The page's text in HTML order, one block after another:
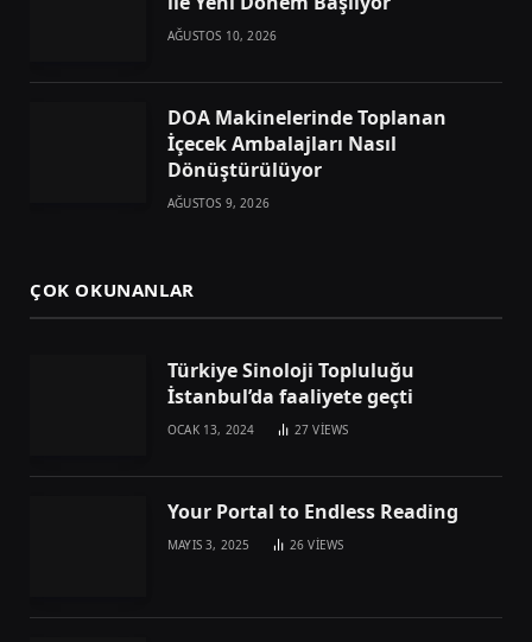
AĞUSTOS 10, 2026
DOA Makinelerinde Toplanan
İçecek Ambalajları Nasıl
Dönüştürülüyor
AĞUSTOS 9, 2026
ÇOK OKUNANLAR
Türkiye Sinoloji Topluluğu
İstanbul’da faaliyete geçti
OCAK 13, 2024 27VIEWS
Your Portal to Endless Reading
MAYIS 3, 2025 26VIEWS